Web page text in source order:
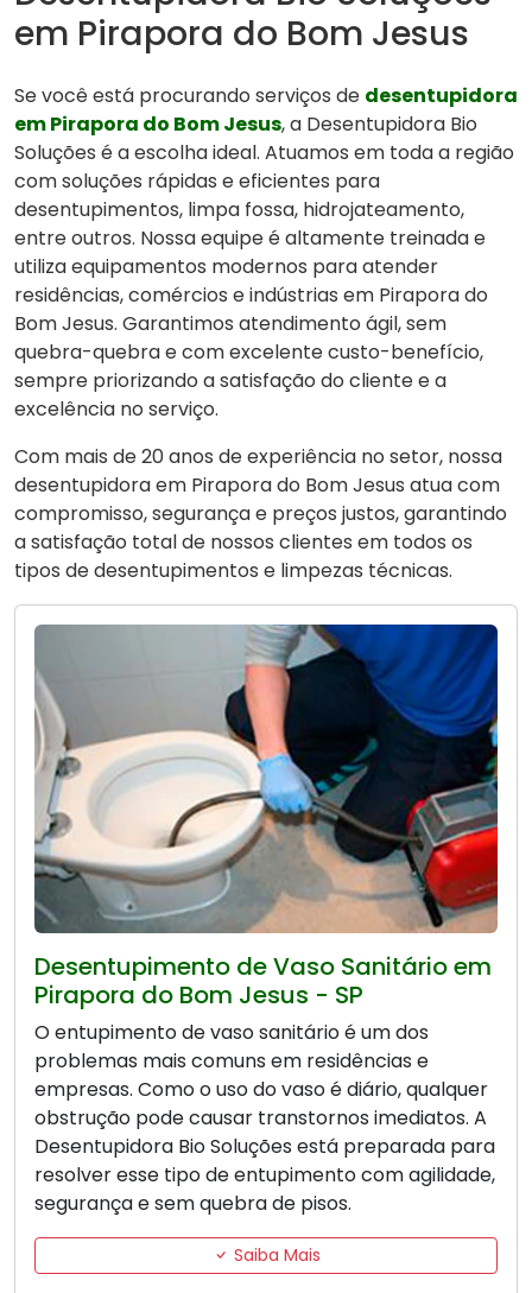
em Pirapora do Bom Jesus
Se você está procurando serviços de desentupidora
em Pirapora do Bom Jesus, a Desentupidora Bio
Soluções é a escolha ideal. Atuamos em toda a região
com soluções rápidas e eficientes para
desentupimentos, limpa fossa, hidrojateamento,
entre outros. Nossa equipe é altamente treinada e
utiliza equipamentos modernos para atender
residências, comércios e indústrias em Pirapora do
Bom Jesus. Garantimos atendimento ágil, sem
quebra-quebra e com excelente custo-benefício,
sempre priorizando a satisfação do cliente e a
excelência no serviço.
Com mais de 20 anos de experiência no setor, nossa
desentupidora em Pirapora do Bom Jesus atua com
compromisso, segurança e preços justos, garantindo
a satisfação total de nossos clientes em todos os
tipos de desentupimentos e limpezas técnicas.
Desentupimento de Vaso Sanitário em
Pirapora do Bom Jesus - SP
O entupimento de vaso sanitário é um dos
problemas mais comuns em residências e
empresas. Como o uso do vaso é diário, qualquer
obstrução pode causar transtornos imediatos. A
Desentupidora Bio Soluções está preparada para
resolver esse tipo de entupimento com agilidade,
segurança e sem quebra de pisos.
Saiba Mais